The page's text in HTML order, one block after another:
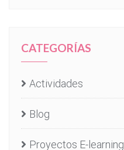
CATEGORÍAS
Actividades
Blog
Proyectos E-learning